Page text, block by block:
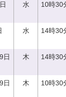
水 10時30
水 14時30
日 木 14時30
日 木 10時30